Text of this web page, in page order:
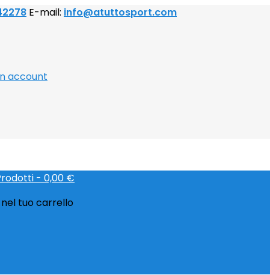
E-mail: info@atuttosport.com
account
- 0,00 €
tuo carrello